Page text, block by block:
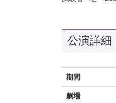
公演詳細
期間
劇場